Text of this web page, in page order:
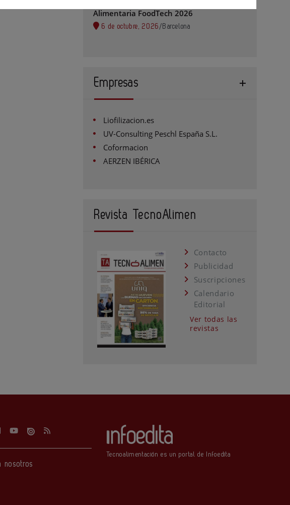
Alimentaria FoodTech 2026
6 de octubre, 2026 / Barcelona
Empresas
Liofilizacion.es
UV-Consulting Peschl España S.L.
Coformacion
AERZEN IBÉRICA
Revista TecnoAlimen
Contacto
Publicidad
Suscripciones
Calendario
Editorial
Ver todas las
revistas
nosotros
Tecnoalimentación es un portal de Infoedita